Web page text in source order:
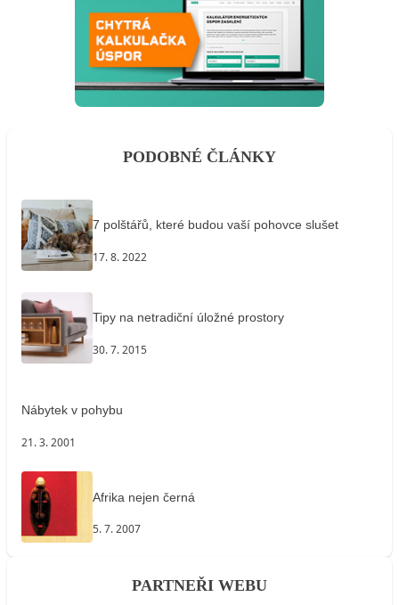
PODOBNÉ ČLÁNKY
7 polštářů, které budou vaší pohovce slušet
17. 8. 2022
Tipy na netradiční úložné prostory
30. 7. 2015
Nábytek v pohybu
21. 3. 2001
Afrika nejen černá
5. 7. 2007
PARTNEŘI WEBU